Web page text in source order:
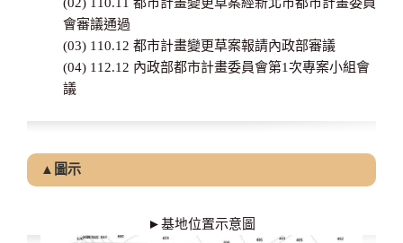
會審議通過
(03) 110.12 都市計畫變更草案報請內政部審議
(04) 112.12 內政部都市計畫委員會第1次專案小組會
議
▲圖示
►基地位置示意圖